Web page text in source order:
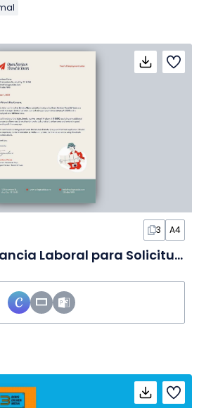
3 A4
Carta de Constancia Laboral para Solicitud de Préstamo en Diapositivas